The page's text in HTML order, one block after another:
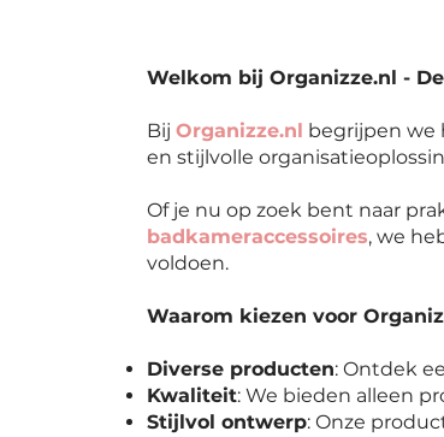
Welkom bij Organizze.nl -
Bij Organizze.nl begrijpen we
en stijlvolle
Of je nu op zoek bent naar
badkameraccessoires, we
voldoen.
Waarom kiezen voor
Diverse producten: Ontdek
Kwaliteit: We bieden alleen
Stijlvol ontwerp: Onze